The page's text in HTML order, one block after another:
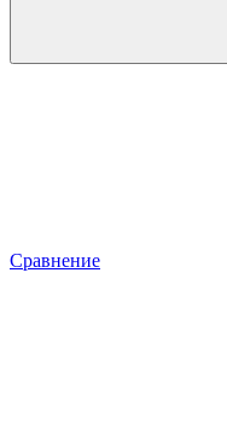
Сравнение